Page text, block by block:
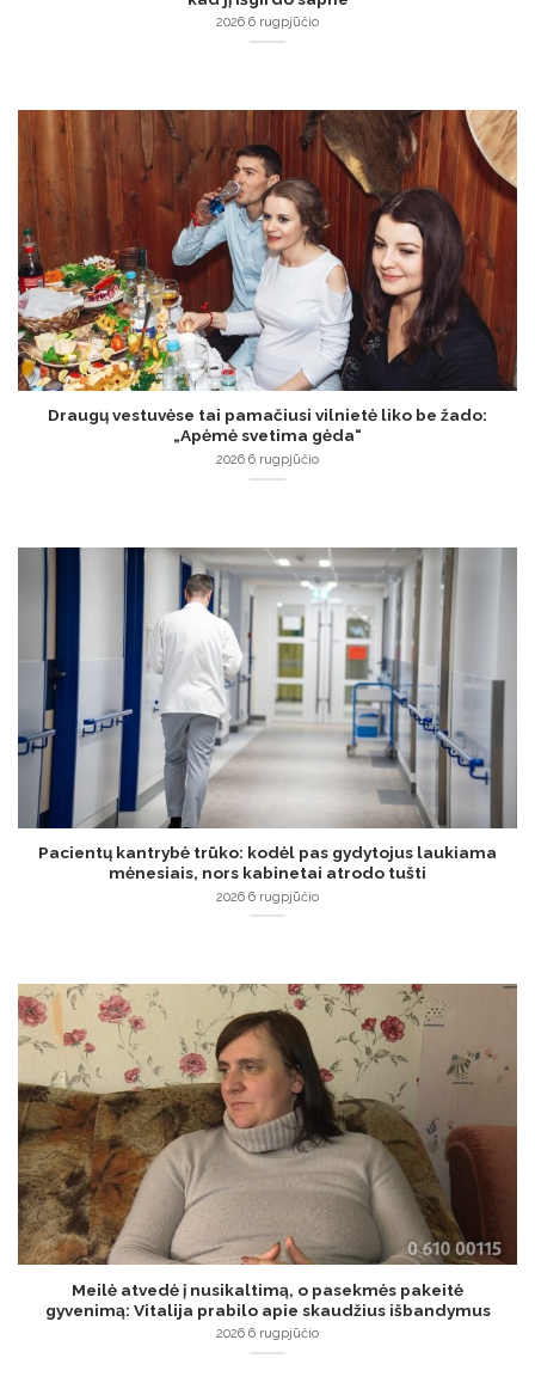
2026 6 rugpjūčio
Draugų vestuvėse tai pamačiusi vilnietė liko be žado:
„Apėmė svetima gėda“
2026 6 rugpjūčio
Pacientų kantrybė trūko: kodėl pas gydytojus laukiama
mėnesiais, nors kabinetai atrodo tušti
2026 6 rugpjūčio
Meilė atvedė į nusikaltimą, o pasekmės pakeitė
gyvenimą: Vitalija prabilo apie skaudžius išbandymus
2026 6 rugpjūčio